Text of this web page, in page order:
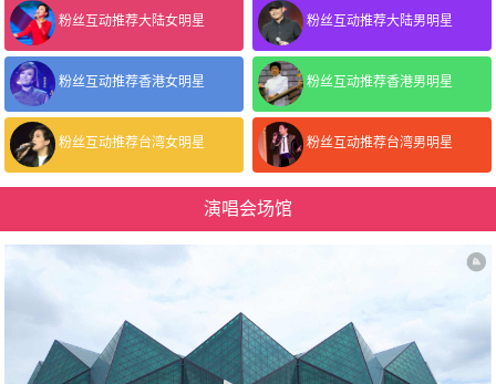
粉丝互动推荐大陆女明星 粉丝互动推荐大陆男明星
粉丝互动推荐香港女明星 粉丝互动推荐香港男明星
粉丝互动推荐台湾女明星 粉丝互动推荐台湾男明星
演唱会场馆